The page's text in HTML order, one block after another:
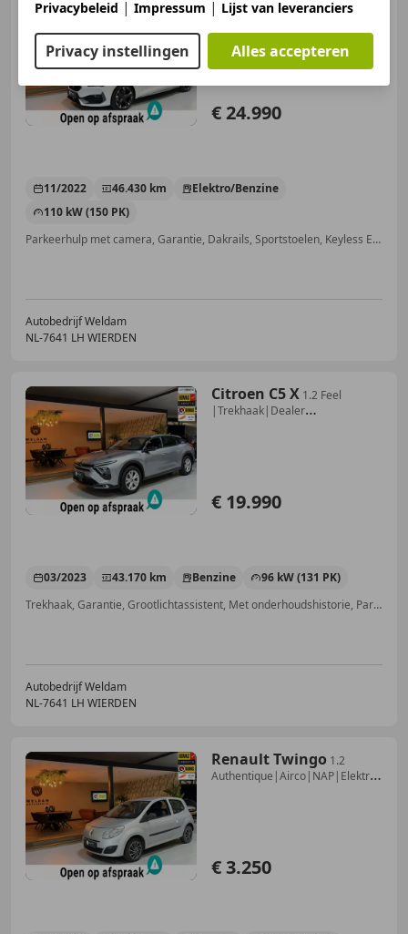
CUPRA Leon1.4 e-Hybrid
Sport SOH
99.5%|Garantie|CarPlay|ACC|
€ 24.990
11/2022 46.430 km
Elektro/Benzine
110 kW (150 PK)
Parkeerhulp met camera, Garantie, Dakrails, Sportstoelen, Keyless Entry, Stuurwielverwarming, Startonderbreker, Navigatiesysteem
Autobedrijf Weldam
NL-7641 LH WIERDEN
Citroen C5 X 1.2 Feel
|Trekhaak|Dealer
€ 19.990
03/2023 43.170 km Benzine
96 kW (131 PK)
Trekhaak, Garantie, Grootlichtassistent, Met onderhoudshistorie, Parkeerhulp voor, Navigatiesysteem, Geheel digitaal combi-instrument, Binnenspiegel automatisch dimmend
Autobedrijf Weldam
NL-7641 LH WIERDEN
Renault Twingo 1.2
Authentique|Airco|NAP|Elektrische
€ 3.250
Privacybeleid | Impressum | Lijst van leveranciers
Privacy instellingen Alles accepteren